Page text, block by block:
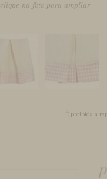
clique na foto para ampliar
É proibida a